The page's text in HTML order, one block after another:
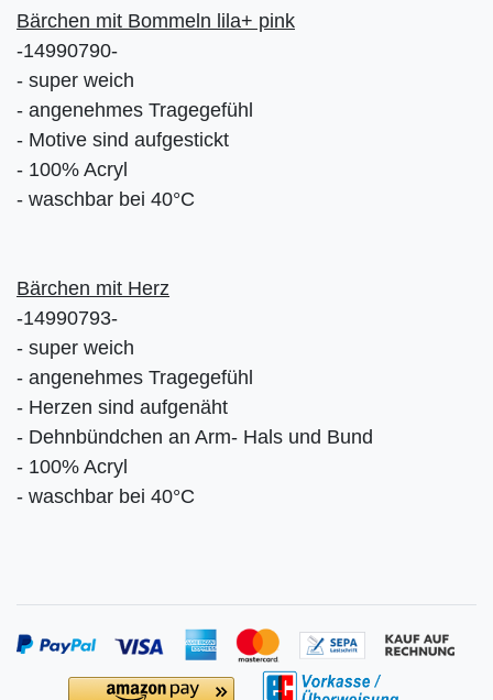
Bärchen mit Bommeln lila+ pink
-14990790-
- super weich
- angenehmes Tragegefühl
- Motive sind aufgestickt
- 100% Acryl
- waschbar bei 40°C
Bärchen mit Herz
-14990793-
- super weich
- angenehmes Tragegefühl
- Herzen sind aufgenäht
- Dehnbündchen an Arm- Hals und Bund
- 100% Acryl
- waschbar bei 40°C